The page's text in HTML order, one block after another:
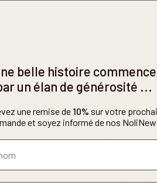
belle histoire commence
un élan de générosité ...
une remise de 10% sur votre
et soyez informé de nos